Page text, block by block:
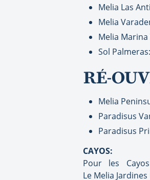
Melia Las
Melia
Melia
Sol Palmeras:
RÉ-
Melia
Paradisus
Paradisus
CAYOS:
Pour les
Le Melia